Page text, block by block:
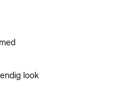
look